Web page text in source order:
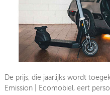
De prijs, die jaarlijks wordt
Emission | Ecomobiel, eert